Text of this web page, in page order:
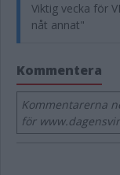
Viktig vecka för
nåt annat"
Kommentera
Kommentarerna
för